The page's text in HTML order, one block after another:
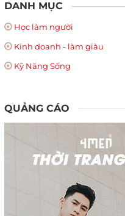
DANH MỤC
Học làm người
Kinh doanh - làm giàu
Kỹ Năng Sống
QUẢNG CÁO